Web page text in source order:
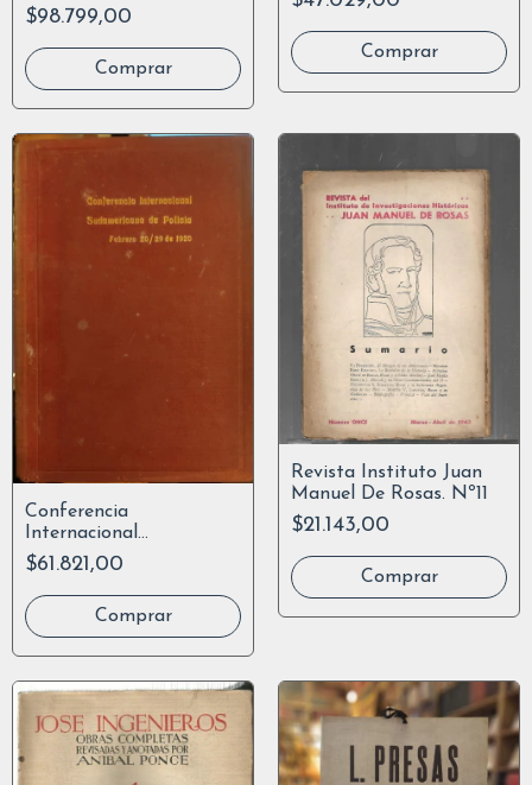
O. Completa
$98.799,00
Conferencia
Internacional
Sudamericana De Policía
1920
$61.821,00
Revista Instituto Juan
Manuel De Rosas. Nº11
$21.143,00